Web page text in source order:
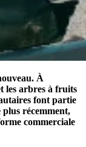
À
les arbres à fruits
font partie
plus récemment,
commerciale